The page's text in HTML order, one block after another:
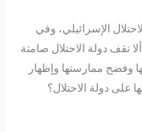
الإسرائيلي، وفي
تقف دولة الاحتلال صامتة
وفضح ممارستها وإظهار
على دولة الاحتلال؟